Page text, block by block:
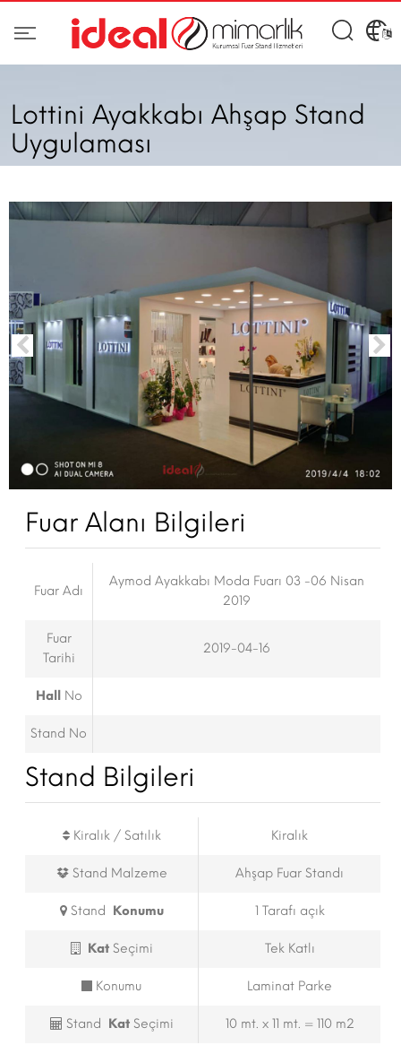
Lottini Ayakkabı Ahşap Stand
Uygulaması
Fuar Alanı Bilgileri
Fuar Adı
Aymod Ayakkabı Moda Fuarı 03 -06 Nisan
2019
Fuar
Tarihi
2019-04-16
Hall No
Stand No
Stand Bilgileri
Kiralık / Satılık Kiralık
Stand Malzeme Ahşap Fuar Standı
Stand Konumu 1 Tarafı açık
KatSeçimi Tek Katlı
Konumu Laminat Parke
Stand KatSeçimi 10 mt. x 11 mt. = 110 m2